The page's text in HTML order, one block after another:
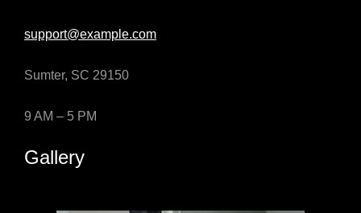
support@example.com
Sumter, SC 29150
9 AM – 5 PM
Gallery